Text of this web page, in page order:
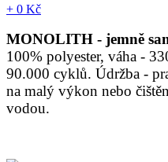
+ 0 Kč
MONOLITH - jemně
100% polyester, váha -
90.000 cyklů. Údržba -
na malý výkon nebo
vodou.